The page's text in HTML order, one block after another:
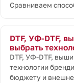
Сравниваем
DTF, УФ-DTF,
выбрать
DTF, УФ-DTF,
технологии
бюджету и